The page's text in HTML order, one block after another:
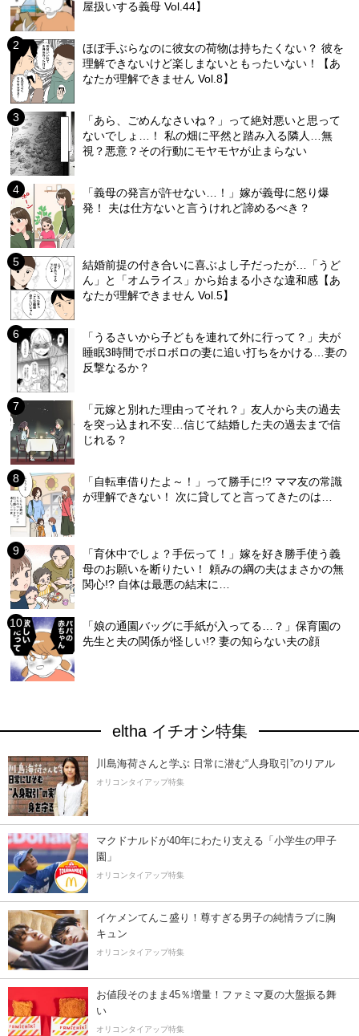
屋扱いする義母 Vol.44】
ほぼ手ぶらなのに彼女の荷物は持ちたくない？ 彼を
理解できないけど楽しまないともったいない！【あ
なたが理解できません Vol.8】
「あら、ごめんなさいね？」って絶対悪いと思って
ないでしょ…！ 私の畑に平然と踏み入る隣人…無
視？悪意？その行動にモヤモヤが止まらない
「義母の発言が許せない…！」嫁が義母に怒り爆
発！ 夫は仕方ないと言うけれど諦めるべき？
結婚前提の付き合いに喜ぶよし子だったが…「うど
ん」と「オムライス」から始まる小さな違和感【あ
なたが理解できません Vol.5】
「うるさいから子どもを連れて外に行って？」夫が
睡眠3時間でボロボロの妻に追い打ちをかける…妻の
反撃なるか？
「元嫁と別れた理由ってそれ？」友人から夫の過去
を突っ込まれ不安…信じて結婚した夫の過去まで信
じれる？
「自転車借りたよ～！」って勝手に!? ママ友の常識
が理解できない！ 次に貸してと言ってきたのは…
「育休中でしょ？手伝って！」嫁を好き勝手使う義
母のお願いを断りたい！ 頼みの綱の夫はまさかの無
関心!? 自体は最悪の結末に…
「娘の通園バッグに手紙が入ってる…？」保育園の
先生と夫の関係が怪しい!? 妻の知らない夫の顔
eltha イチオシ特集
川島海荷さんと学ぶ 日常に潜む“人身取引”のリアル
オリコンタイアップ特集
マクドナルドが40年にわたり支える「小学生の甲子
園」
オリコンタイアップ特集
イケメンてんこ盛り！尊すぎる男子の純情ラブに胸
キュン
オリコンタイアップ特集
お値段そのまま45％増量！ファミマ夏の大盤振る舞
い
オリコンタイアップ特集